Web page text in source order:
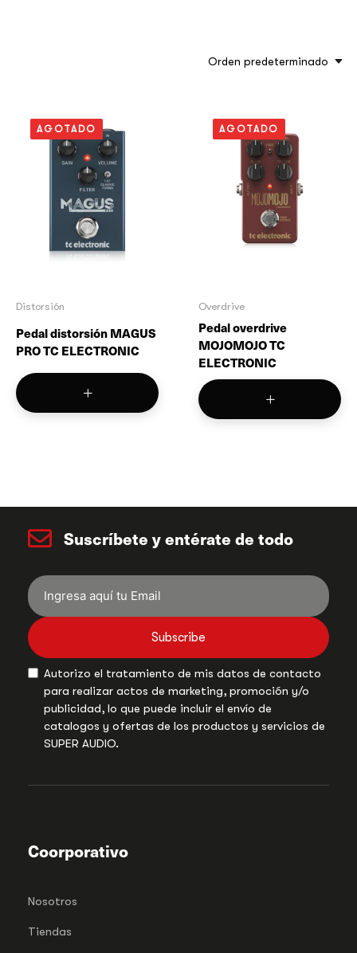
Orden predeterminado
AGOTADO
Distorsión
Pedal distorsión MAGUS
PRO TC ELECTRONIC
AGOTADO
Overdrive
Pedal overdrive
MOJOMOJO TC
ELECTRONIC
Suscríbete y entérate de todo
Subscribe
Autorizo el tratamiento de mis datos de contacto
para realizar actos de marketing, promoción y/o
publicidad, lo que puede incluir el envío de
catalogos y ofertas de los productos y servicios de
SUPER AUDIO.
Coorporativo
Nosotros
Tiendas